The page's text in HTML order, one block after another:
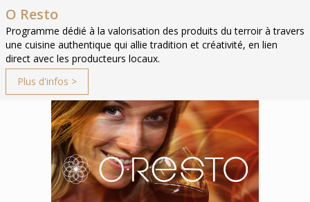
O Resto
Programme dédié à la valorisation des produits du terroir à travers
une cuisine authentique qui allie tradition et créativité, en lien
direct avec les producteurs locaux.
Plus d'infos >